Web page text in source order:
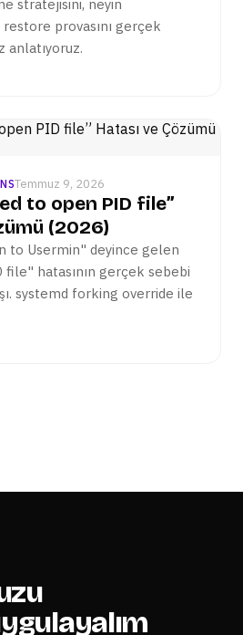
stratejisini, neyin
provasını gerçek
anlatıyoruz.
Temmuz 9, 2026
to open PID file”
(2026)
to Usermin" deyince gelen
hatasının gerçek sebebi
systemd forking override ile